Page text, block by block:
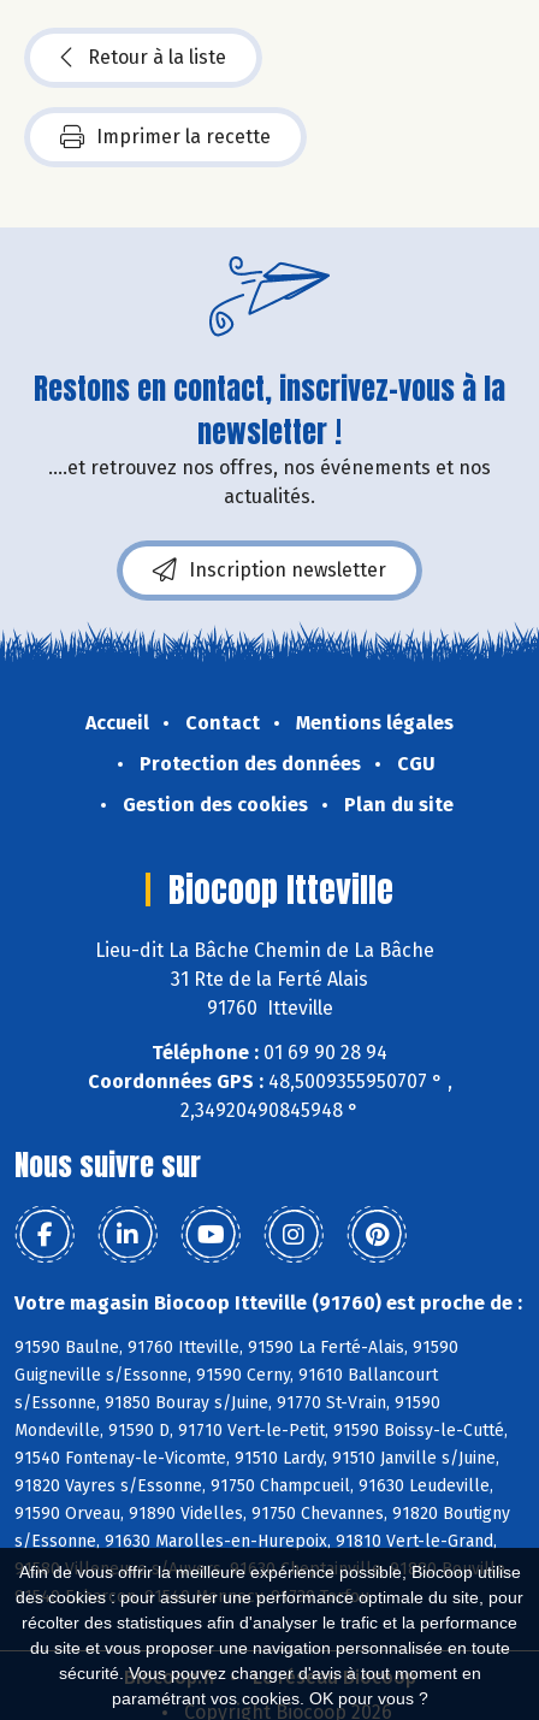
Afin de vous offrir la meilleure expérience possible, Biocoop utilise
des cookies : pour assurer une performance optimale du site, pour
récolter des statistiques afin d'analyser le trafic et la performance
du site et vous proposer une navigation personnalisée en toute
sécurité. Vous pouvez changer d'avis à tout moment en
paramétrant vos cookies. OK pour vous ?
Retour à la liste
Imprimer la recette
Restons en contact, inscrivez-vous à la
newsletter !
....et retrouvez nos offres, nos événements et nos
actualités.
Inscription newsletter
Accueil Contact
Mentions légales
Protection des données
CGU
Gestion des cookies
Plan du site
Biocoop Itteville
Lieu-dit La Bâche Chemin de La Bâche
31 Rte de la Ferté Alais
91760 Itteville
Téléphone : 01 69 90 28 94
Coordonnées GPS :48,5009355950707 ° ,
2,34920490845948 °
Nous suivre sur
Votre magasin Biocoop Itteville (91760) est proche de :
91590 Baulne, 91760 Itteville, 91590 La Ferté-Alais, 91590
Guigneville s/Essonne, 91590 Cerny, 91610 Ballancourt
s/Essonne, 91850 Bouray s/Juine, 91770 St-Vrain, 91590
Mondeville, 91590 D, 91710 Vert-le-Petit, 91590 Boissy-le-Cutté,
91540 Fontenay-le-Vicomte, 91510 Lardy, 91510 Janville s/Juine,
91820 Vayres s/Essonne, 91750 Champcueil, 91630 Leudeville,
91590 Orveau, 91890 Videlles, 91750 Chevannes, 91820 Boutigny
s/Essonne, 91630 Marolles-en-Hurepoix, 91810 Vert-le-Grand,
91580 Villeneuve s/Auvers, 91630 Cheptainville, 91880 Bouville,
91540 Echarcon, 91540 Mennecy, 91730 Torfou
Biocoop.fr
Le réseau Biocoop
Copyright Biocoop 2026